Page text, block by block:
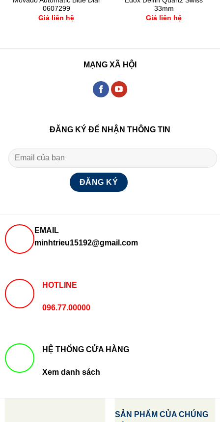
0607299
Giá liên hệ
33mm
Giá liên hệ
MẠNG XÃ HỘI
ĐĂNG KÝ ĐỂ NHẬN THÔNG TIN
EMAIL
minhtrieu15192@gmail.com
HOTLINE
096.77.00000
HỆ THỐNG CỬA HÀNG
Xem danh sách
SẢN PHẨM CỦA CHÚNG